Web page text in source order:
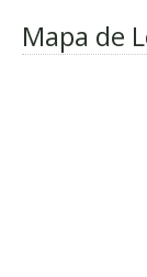
Mapa de